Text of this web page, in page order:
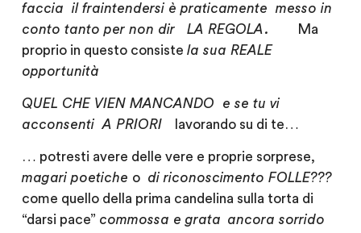
faccia il fraintendersi è praticamente messo in
conto tanto per non dirLA REGOLA.
Ma
proprio in questo consiste la sua REALE
opportunità
QUEL CHE VIEN MANCANDO e se tu vi
acconsentiA PRIORIlavorando su di te…
… potresti avere delle vere e proprie sorprese,
magari poetiche o di riconoscimento FOLLE???
come quello della prima candelina sulla torta di
“darsi pace” commossa e grata ancora sorrido